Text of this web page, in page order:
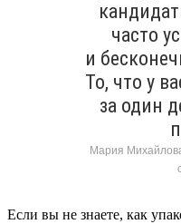
часто
и
То, что у
за один
Мария
Если вы не знаете, как